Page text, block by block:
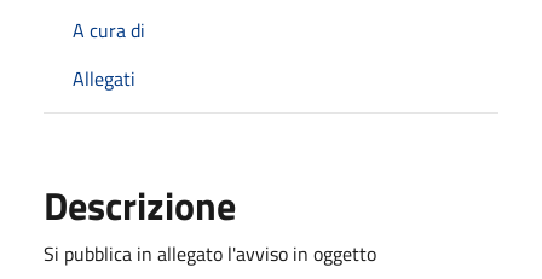
A cura di
Allegati
Descrizione
Si pubblica in allegato l'avviso in oggetto